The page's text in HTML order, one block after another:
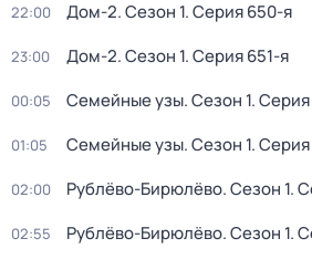
22:00 Дом-2. Сезон 1. Серия 650-я
23:00 Дом-2. Сезон 1. Серия 651-я
00:05 Семейные узы. Сезон 1. Серия
01:05 Семейные узы. Сезон 1.
02:00 Рублёво-Бирюлёво. Сезон 1.
02:55 Рублёво-Бирюлёво. Сезон 1.